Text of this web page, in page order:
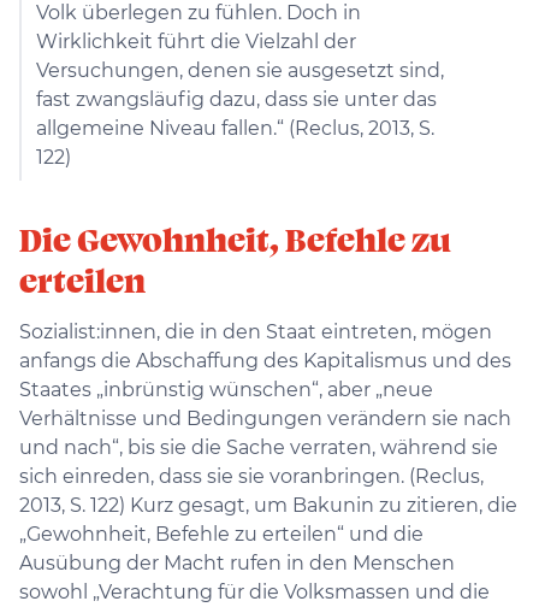
Volk überlegen zu fühlen. Doch in
Wirklichkeit führt die Vielzahl der
Versuchungen, denen sie ausgesetzt sind,
fast zwangsläufig dazu, dass sie unter das
allgemeine Niveau fallen.“ (Reclus, 2013, S.
122)
Die Gewohnheit, Befehle zu
erteilen
Sozialist:innen, die in den Staat eintreten, mögen
anfangs die Abschaffung des Kapitalismus und des
Staates „inbrünstig wünschen“, aber „neue
Verhältnisse und Bedingungen verändern sie nach
und nach“, bis sie die Sache verraten, während sie
sich einreden, dass sie sie voranbringen. (Reclus,
2013, S. 122) Kurz gesagt, um Bakunin zu zitieren, die
„Gewohnheit, Befehle zu erteilen“ und die
Ausübung der Macht rufen in den Menschen
sowohl „Verachtung für die Volksmassen und die